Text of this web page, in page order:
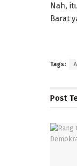
‎Nah,
Barat
Tags:
Post